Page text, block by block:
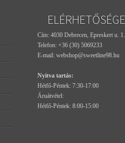
Cím: 4030 Debrecen, Epreskert u. 1.
Telefon: +36 (30) 5069233
E-mail: webshop@sweetline98.hu
Nyitva tartás:
Hétfő-Péntek: 7:30-17:00
Áruátvétel:
Hétfő-Péntek: 8:00-15:00